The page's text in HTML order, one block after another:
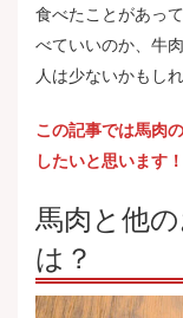
食べたことがあっ
べていいのか、牛
人は少ないかもしれ
この記事では馬肉
したいと思います！
馬肉と他
は？